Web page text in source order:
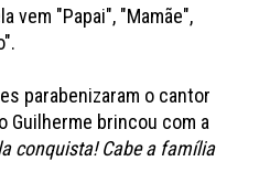
vem "Papai", "Mamãe",
parabenizaram o cantor
Guilherme brincou com a
conquista! Cabe a família